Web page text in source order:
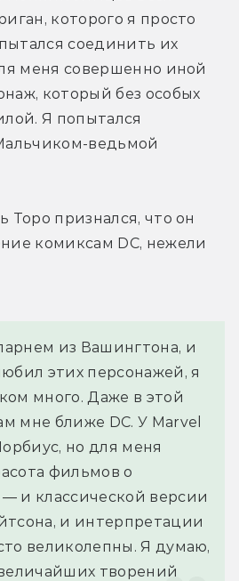
которого я просто
соединить их
меня совершенно иной
который без особых
Я попытался
ведьмой
Торо признался, что он
комиксам DC, нежели
из Вашингтона, и
этих персонажей, я
много. Даже в этой
мне ближе DC. У Marvel
но для меня
фильмов о
и классической версии
и интерпретации
великолепны. Я думаю,
творений